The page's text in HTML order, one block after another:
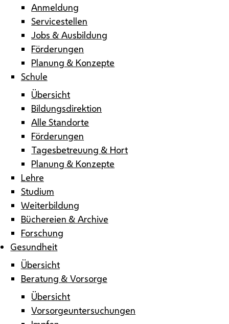
Anmeldung
Servicestellen
Jobs & Ausbildung
Förderungen
Planung & Konzepte
Schule
Übersicht
Bildungsdirektion
Alle Standorte
Förderungen
Tagesbetreuung & Hort
Planung & Konzepte
Lehre
Studium
Weiterbildung
Büchereien & Archive
Forschung
Gesundheit
Übersicht
Beratung & Vorsorge
Übersicht
Vorsorgeuntersuchungen